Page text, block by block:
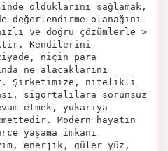
olduklarını sağlamak,
olanağını
ve doğru çözümlerle >
Kendilerini
niçin para
ne alacaklarını
Şirketimize, nitelikli
sigortalılara sorunsuz
etmek, yukarıya
Modern hayatın
yaşama imkanı
enerjik, güler yüz,